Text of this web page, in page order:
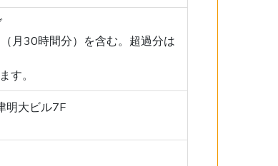
月30時間分）を含む。超過分は
す。
明大ビル7F